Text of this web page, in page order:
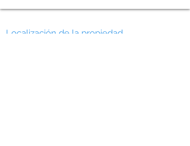
Localización de la propiedad